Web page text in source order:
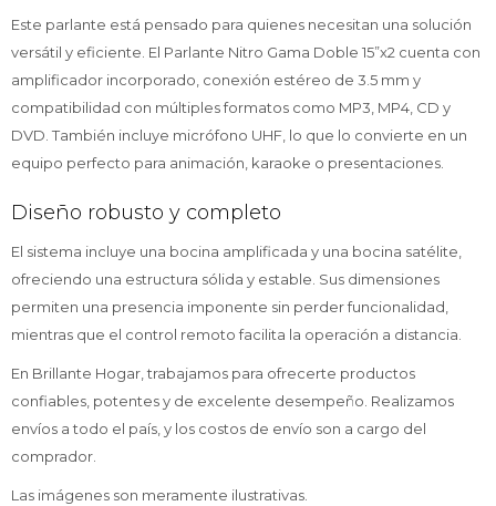
Este parlante está pensado para quienes necesitan una solución
versátil y eficiente. El Parlante Nitro Gama Doble 15”x2 cuenta con
amplificador incorporado, conexión estéreo de 3.5 mm y
compatibilidad con múltiples formatos como MP3, MP4, CD y
DVD. También incluye micrófono UHF, lo que lo convierte en un
equipo perfecto para animación, karaoke o presentaciones.
Diseño robusto y completo
El sistema incluye una bocina amplificada y una bocina satélite,
ofreciendo una estructura sólida y estable. Sus dimensiones
permiten una presencia imponente sin perder funcionalidad,
mientras que el control remoto facilita la operación a distancia.
En Brillante Hogar, trabajamos para ofrecerte productos
confiables, potentes y de excelente desempeño. Realizamos
envíos a todo el país, y los costos de envío son a cargo del
comprador.
Las imágenes son meramente ilustrativas.